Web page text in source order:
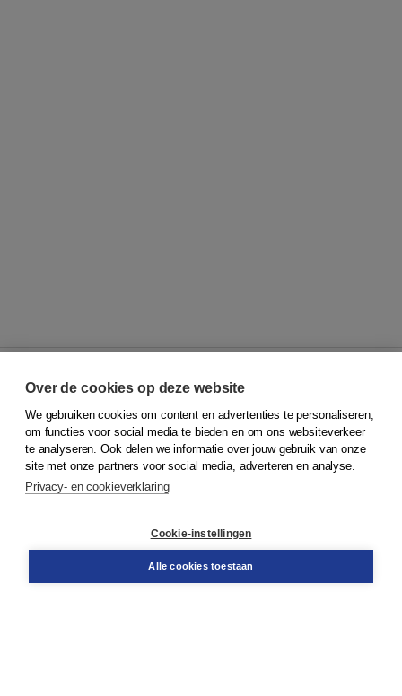
© 2026Koninklijke Boom uitgevers
Klantenservice
Service & informatie
Contact
Over de cookies op deze website
We gebruiken cookies om content en advertenties te personaliseren,
om functies voor social media te bieden en om ons websiteverkeer
te analyseren. Ook delen we informatie over jouw gebruik van onze
site met onze partners voor social media, adverteren en analyse.
Privacy- en cookieverklaring
Cookie-instellingen
Alle cookies toestaan